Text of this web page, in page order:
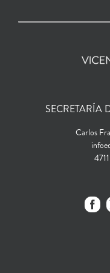
SECRETARÍA
Carlos